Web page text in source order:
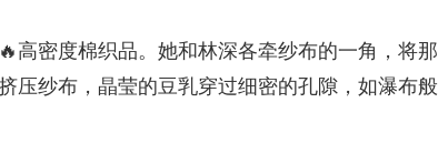
高密度棉织品。她和林深各牵纱布的一角，将那
压纱布，晶莹的豆乳穿过细密的孔隙，如瀑布般